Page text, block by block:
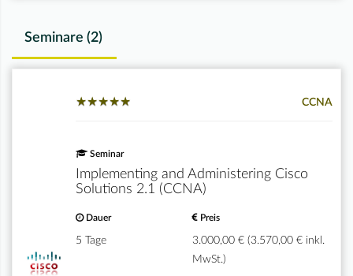
Seminare (2)
★★★★★
★★★★★ CCNA
Seminar
Implementing and Administering Cisco
Solutions 2.1 (CCNA)
Dauer
5 Tage
Preis
3.000,00 € (3.570,00 € inkl.
MwSt.)